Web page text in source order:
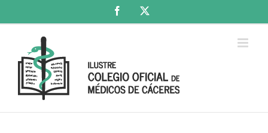
Facebook